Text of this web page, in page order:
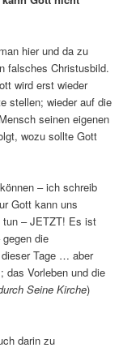
hier und da zu
falsches Christusbild.
wird erst wieder
stellen; wieder auf die
seinen eigenen
wozu sollte Gott
– ich schreib
Gott kann uns
tun – JETZT! Es ist
die
Tage … aber
das Vorleben und die
Seine Kirche)
darin zu